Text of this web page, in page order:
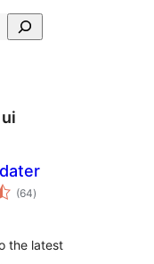
(64valutazioni
totali
)
the latest